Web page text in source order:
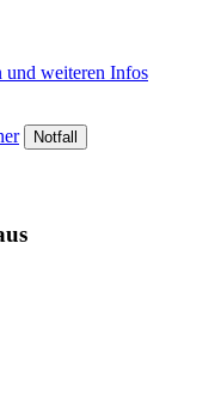
und weiteren Infos
Notfall